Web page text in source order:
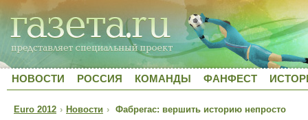
НОВОСТИ РОССИЯ КОМАНДЫ ФАНФЕСТ
Euro 2012 › Новости › Фабрегас: вершить историю непросто